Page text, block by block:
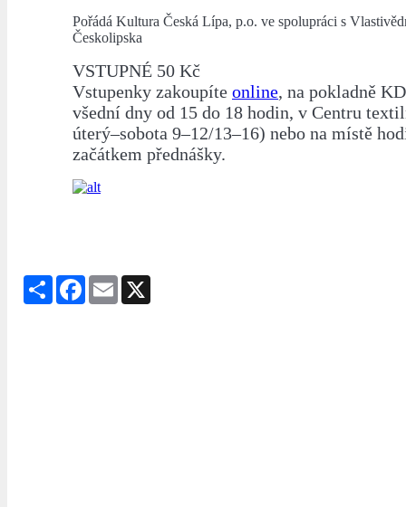
Pořádá Kultura Česká Lípa, p.o. ve spolupráci s
Českolipska
VSTUPNÉ 50 Kč
Vstupenky zakoupíte online, na pokladně
všední dny od 15 do 18 hodin, v Centru
úterý–sobota 9–12/13–16) nebo na místě
začátkem přednášky.
Share Facebook
Email